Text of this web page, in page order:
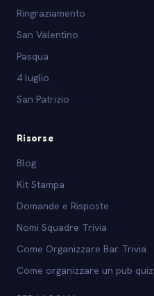
Ringraziamento
San Valentino
Pasqua
4 luglio
San Patrizio
Risorse
Blog
Kit Stampa
Domande e Risposte
Nomi Squadre Trivia
Come Organizzare Bar Trivia
Come organizzare un pub quiz